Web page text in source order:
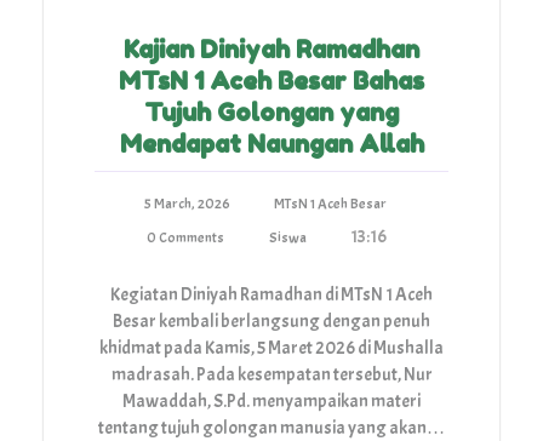
Kajian Diniyah Ramadhan
MTsN 1 Aceh Besar Bahas
Tujuh Golongan yang
Mendapat Naungan Allah
5 March, 2026
MTsN 1 Aceh Besar
0 Comments
Siswa 13:16
Kegiatan Diniyah Ramadhan di MTsN 1 Aceh
Besar kembali berlangsung dengan penuh
khidmat pada Kamis, 5 Maret 2026 di Mushalla
madrasah. Pada kesempatan tersebut, Nur
Mawaddah, S.Pd. menyampaikan materi
tentang tujuh golongan manusia yang akan…